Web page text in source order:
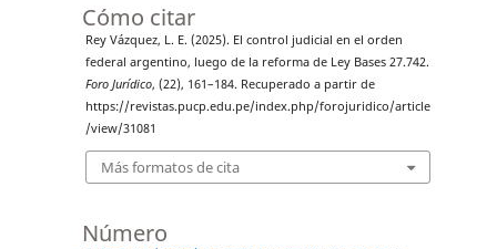
Cómo citar
Rey Vázquez, L. E. (2025). El control judicial en el orden
federal argentino, luego de la reforma de Ley Bases 27.742.
Foro Jurídico, (22), 161–184. Recuperado a partir de
https://revistas.pucp.edu.pe/index.php/forojuridico/article
/view/31081
Más formatos de cita
Número